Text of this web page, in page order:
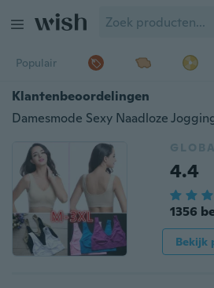
Populair
Klantenbeoordelingen
4.4
1356
Bekijk